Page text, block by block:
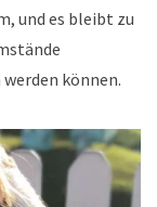
und es bleibt zu
können.